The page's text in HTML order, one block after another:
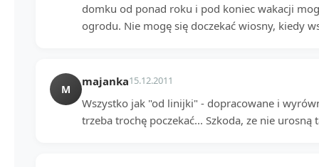
domku od ponad roku i pod koniec wakacji
ogrodu. Nie mogę się doczekać wiosny, kiedy
M
majanka15.12.2011
Wszystko jak "od linijki" - dopracowane i
trzeba trochę poczekać... Szkoda, ze nie urosną